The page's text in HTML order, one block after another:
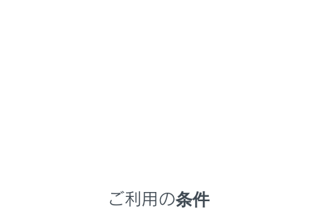
でタイヤが空転するときにのみ使用する緊急脱出用の装
置です。特に後輪が空転しているときに効果を発揮しま
ご利用の条件